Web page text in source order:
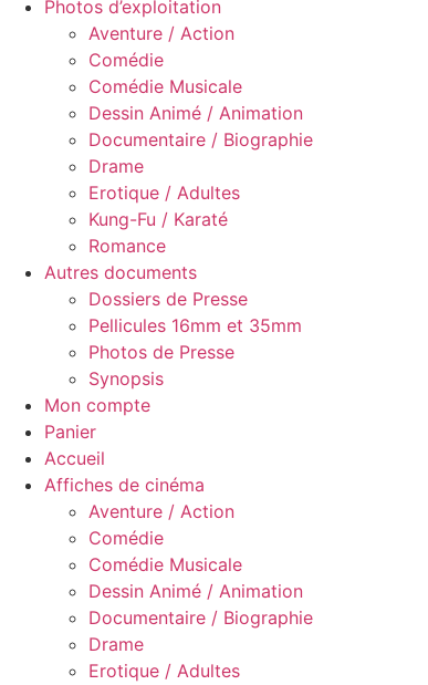
Photos d’exploitation
Aventure / Action
Comédie
Comédie Musicale
Dessin Animé / Animation
Documentaire / Biographie
Drame
Erotique / Adultes
Kung-Fu / Karaté
Romance
Autres documents
Dossiers de Presse
Pellicules 16mm et 35mm
Photos de Presse
Synopsis
Mon compte
Panier
Accueil
Affiches de cinéma
Aventure / Action
Comédie
Comédie Musicale
Dessin Animé / Animation
Documentaire / Biographie
Drame
Erotique / Adultes